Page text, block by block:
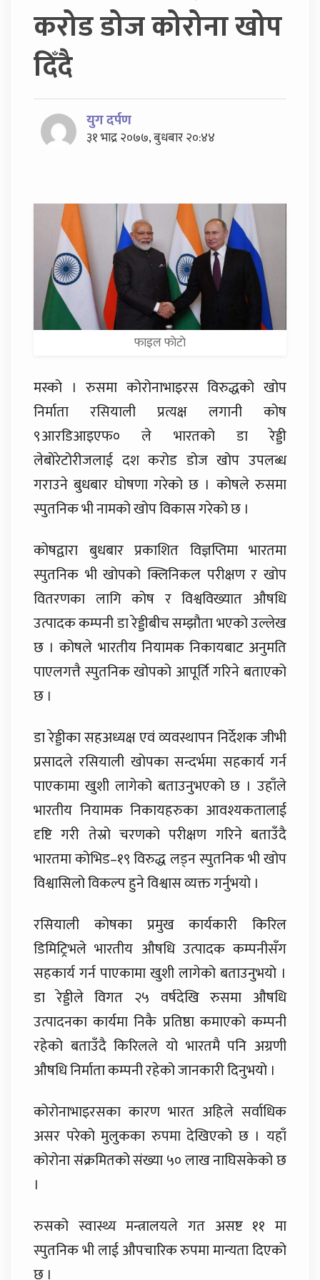
करोड डोज कोरोना खोप
दिँदै
युग दर्पण
३१ भाद्र २०७७, बुधबार २०:४४
फाइल फाेटाे
मस्को । रुसमा कोरोनाभाइरस विरुद्धको खोप
निर्माता रसियाली प्रत्यक्ष लगानी कोष
९आरडिआइएफ० ले भारतको डा रेड्डी
लेबोरेटोरीजलाई दश करोड डोज खोप उपलब्ध
गराउने बुधबार घोषणा गरेको छ । कोषले रुसमा
स्पुतनिक भी नामको खोप विकास गरेको छ ।
कोषद्वारा बुधबार प्रकाशित विज्ञप्तिमा भारतमा
स्पुतनिक भी खोपको क्लिनिकल परीक्षण र खोप
वितरणका लागि कोष र विश्वविख्यात औषधि
उत्पादक कम्पनी डा रेड्डीबीच सम्झौता भएको उल्लेख
छ । कोषले भारतीय नियामक निकायबाट अनुमति
पाएलगत्तै स्पुतनिक खोपको आपूर्ति गरिने बताएको
छ ।
डा रेड्डीका सहअध्यक्ष एवं व्यवस्थापन निर्देशक जीभी
प्रसादले रसियाली खोपका सन्दर्भमा सहकार्य गर्न
पाएकामा खुशी लागेको बताउनुभएको छ । उहाँले
भारतीय नियामक निकायहरुका आवश्यकतालाई
दृष्टि गरी तेस्रो चरणको परीक्षण गरिने बताउँदै
भारतमा कोभिड–१९ विरुद्ध लड्न स्पुतनिक भी खोप
विश्वासिलो विकल्प हुने विश्वास व्यक्त गर्नुभयो ।
रसियाली कोषका प्रमुख कार्यकारी किरिल
डिमिट्रिभले भारतीय औषधि उत्पादक कम्पनीसँग
सहकार्य गर्न पाएकामा खुशी लागेको बताउनुभयो ।
डा रेड्डीले विगत २५ वर्षदेखि रुसमा औषधि
उत्पादनका कार्यमा निकै प्रतिष्ठा कमाएको कम्पनी
रहेको बताउँदै किरिलले यो भारतमै पनि अग्रणी
औषधि निर्माता कम्पनी रहेको जानकारी दिनुभयो ।
कोरोनाभाइरसका कारण भारत अहिले सर्वाधिक
असर परेको मुलुकका रुपमा देखिएको छ । यहाँ
कोरोना संक्रमितको संख्या ५० लाख नाघिसकेको छ
।
रुसको स्वास्थ्य मन्त्रालयले गत असष्ट ११ मा
स्पुतनिक भी लाई औपचारिक रुपमा मान्यता दिएको
छ ।